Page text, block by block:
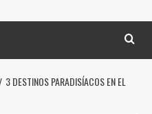
3 DESTINOS PARADISÍACOS EN EL